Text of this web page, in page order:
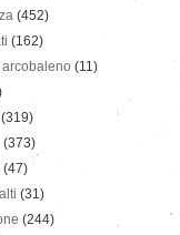
(452)
(162)
(11)
(319)
(373)
(47)
(31)
(244)